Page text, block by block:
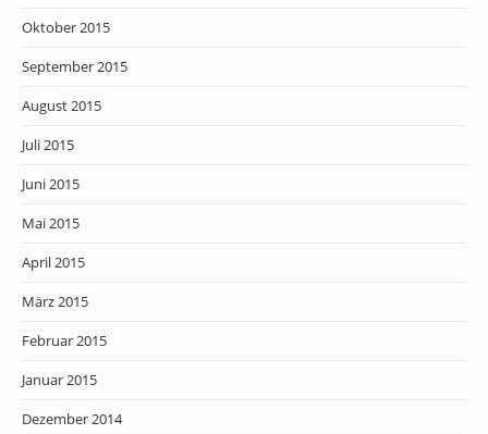
Oktober 2015
September 2015
August 2015
Juli 2015
Juni 2015
Mai 2015
April 2015
März 2015
Februar 2015
Januar 2015
Dezember 2014